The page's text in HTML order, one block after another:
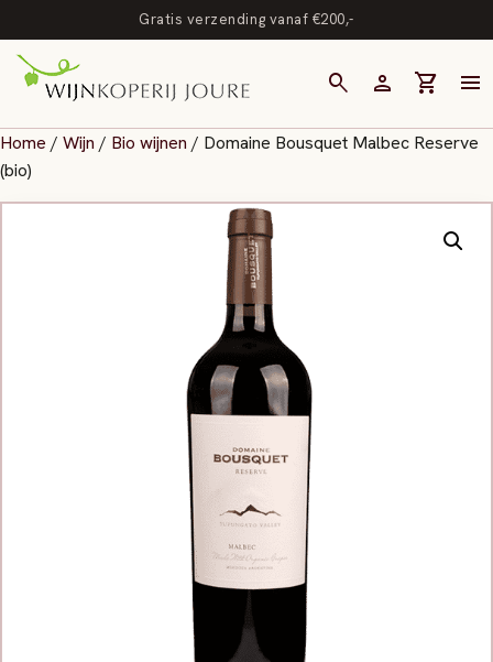
Gratis verzending vanaf €200,-
search person shopping_cart menu
Home / Wijn / Bio wijnen / Domaine Bousquet Malbec Reserve
(bio)